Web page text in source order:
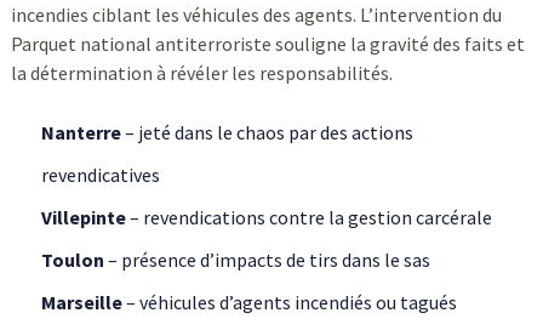
incendies ciblant les véhicules des agents. L’intervention du
Parquet national antiterroriste souligne la gravité des faits et
la détermination à révéler les responsabilités.
Nanterre– jeté dans le chaos par des actions
revendicatives
Villepinte– revendications contre la gestion carcérale
Toulon – présence d’impacts de tirs dans le sas
Marseille– véhicules d’agents incendiés ou tagués